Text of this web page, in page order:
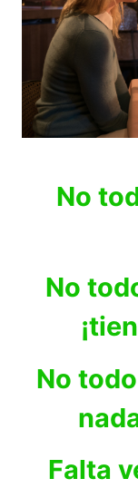
No
No
No
Falta